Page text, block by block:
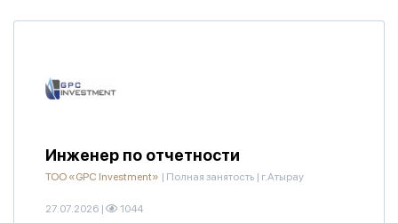
Инженер по отчетности
ТОО «GPC Investment» | Полная занятость | г.Атырау
27.07.2026 | 1044